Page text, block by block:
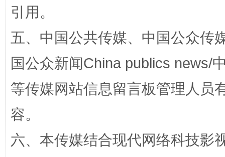
漫山遍野的桃花与雪山、麦地、白藏房 除
引用。
五、中国公共传媒、中国公众传
国公众新闻China publics news/
等传媒网站信息留言板管理人员
容。
六、本传媒结合现代网络科技影